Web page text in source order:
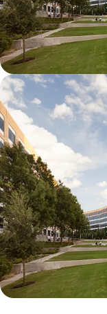
Galatyn C-